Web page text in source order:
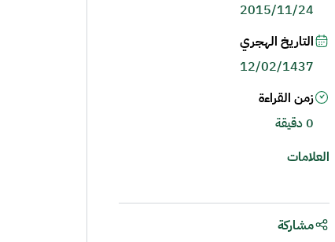
2015/11/24
التاريخ الهجري
12/02/1437
زمن القراءة
0 دقيقة
العلامات
مشاركة